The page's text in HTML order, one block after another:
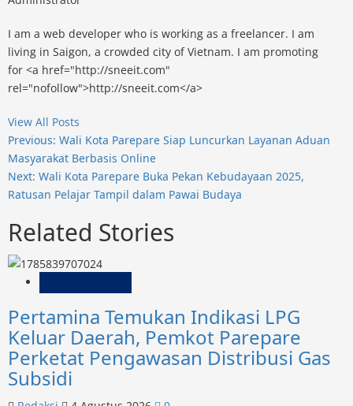
I am a web developer who is working as a freelancer. I am
living in Saigon, a crowded city of Vietnam. I am promoting
for <a href="http://sneeit.com"
rel="nofollow">http://sneeit.com</a>
View All Posts
Post
navigation
Previous: Wali Kota Parepare Siap Luncurkan Layanan Aduan
Masyarakat Berbasis Online
Next: Wali Kota Parepare Buka Pekan Kebudayaan 2025,
Ratusan Pelajar Tampil dalam Pawai Budaya
Related Stories
Pertamina Temukan Indikasi LPG
Keluar Daerah, Pemkot Parepare
Perketat Pengawasan Distribusi Gas
Subsidi